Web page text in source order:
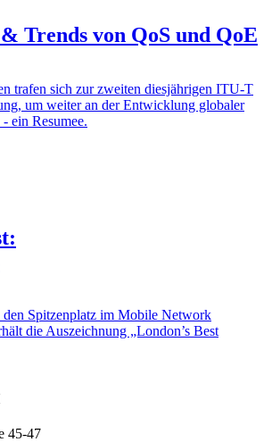
Trends von QoS und QoE
trafen sich zur zweiten diesjährigen ITU-T
um weiter an der Entwicklung globaler
ein Resumee.
den Spitzenplatz im Mobile Network
die Auszeichnung „London’s Best
45-47